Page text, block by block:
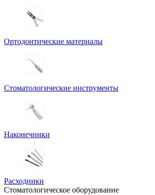
Ортодонтические материалы
Стоматологические инструменты
Наконечники
Расходники
Стоматологическое оборудование